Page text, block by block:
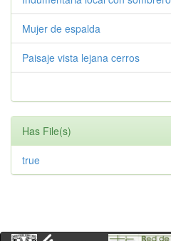
Mujer de espalda
Paisaje vista lejana cerros
Has File(s)
true